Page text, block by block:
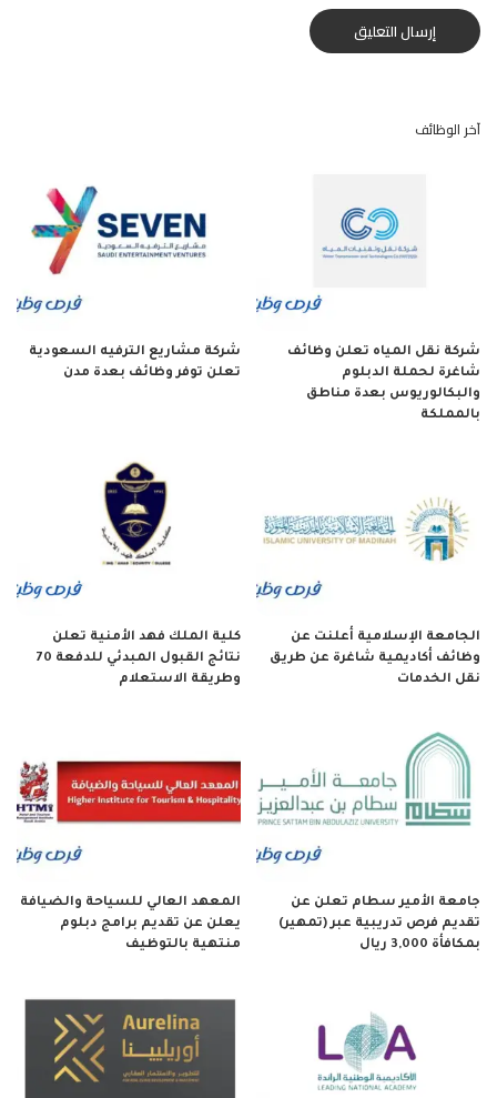
آخر الوظائف
شركة نقل المياه تعلن وظائف
شاغرة لحملة الدبلوم
والبكالوريوس بعدة مناطق
بالمملكة
شركة مشاريع الترفيه السعودية
تعلن توفر وظائف بعدة مدن
الجامعة الإسلامية أعلنت عن
وظائف أكاديمية شاغرة عن طريق
نقل الخدمات
كلية الملك فهد الأمنية تعلن
نتائج القبول المبدئي للدفعة 70
وطريقة الاستعلام
جامعة الأمير سطام تعلن عن
تقديم فرص تدريبية عبر (تمهير)
بمكافأة 3,000 ريال
المعهد العالي للسياحة والضيافة
يعلن عن تقديم برامج دبلوم
منتهية بالتوظيف